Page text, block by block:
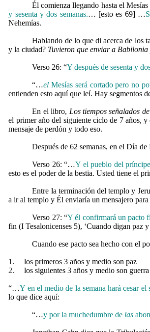
Él comienza llegando hasta el
y sesenta y dos semanas.… [esto es 69] …
Nehemías.
Hablando de lo que di acerca de los
y la ciudad? Tuvieron que enviar a
Verso 26: “Y después de sesenta y
“…elMesías será cortado pero no
entienden esto aquí que leí. Hay segmentos
En el libro, Los tiempos señalados
el primer año del siguiente ciclo de 7 años,
mensaje de perdón y todo eso.
Después de 62 semanas, en el Día
Verso 26: “…Y el pueblo del
esto es el poder de la bestia. Usted tiene el
Entre la terminación del templo y
a ir al templo y Él enviaría un mensajero
Verso 27: “Y él confirmará un pacto
fin (I Tesalonicenses 5), ‘Cuando digan paz
Cuando ese pacto sea hecho con el
1.
los primeros 3 años y medio son paz
2.
los siguientes 3 años y medio son
“…Y en el medio de la semana hará cesar
lo que dice aquí:
“…y por la muchedumbre de las